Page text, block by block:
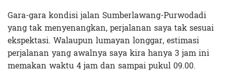
Gara-gara kondisi jalan Sumberlawang-Purwodadi
yang tak menyenangkan, perjalanan saya tak sesuai
ekspektasi. Walaupun lumayan longgar, estimasi
perjalanan yang awalnya saya kira hanya 3 jam ini
memakan waktu 4 jam dan sampai pukul 09.00.